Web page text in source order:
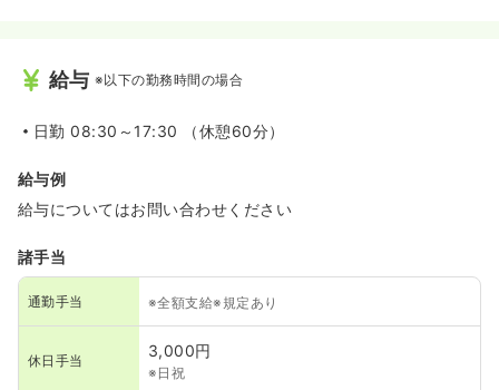
給与 ※以下の勤務時間の場合
日勤 08:30～17:30 （休憩60分）
給与例
給与についてはお問い合わせください
諸手当
通勤手当 ※全額支給※規定あり
休日手当
3,000円
※日祝